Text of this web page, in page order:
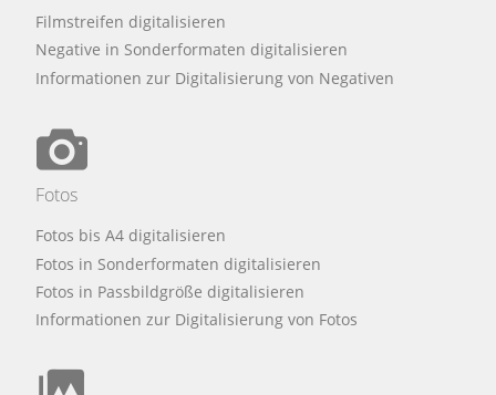
Filmstreifen digitalisieren
Negative in Sonderformaten digitalisieren
Informationen zur Digitalisierung von Negativen
Fotos
Fotos bis A4 digitalisieren
Fotos in Sonderformaten digitalisieren
Fotos in Passbildgröße digitalisieren
Informationen zur Digitalisierung von Fotos